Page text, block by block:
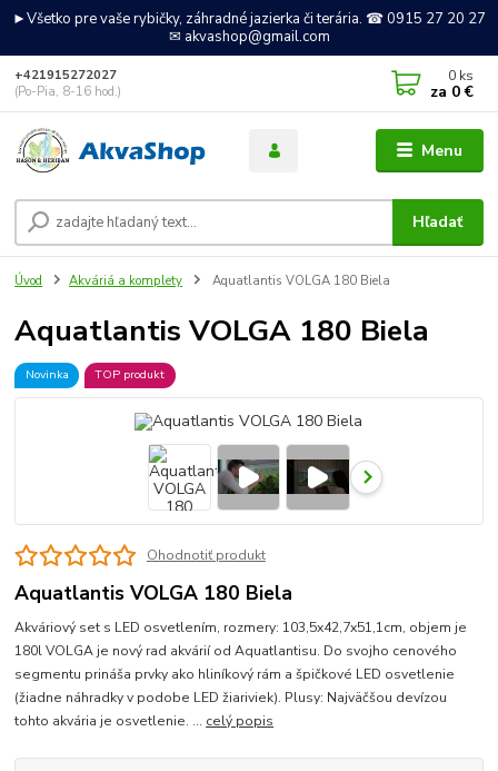
►Všetko pre vaše rybičky, záhradné jazierka či terária. ☎ 0915 27 20 27
✉ akvashop@gmail.com
Menu
Hľadať
+421915272027
(Po-Pia, 8-16 hod.)
0 ks
za 0 €
Úvod Akváriá a komplety Aquatlantis VOLGA 180 Biela
Aquatlantis VOLGA 180 Biela
Novinka TOP produkt
Ohodnotiť produkt
Aquatlantis VOLGA 180 Biela
Akváriový set s LED osvetlením, rozmery: 103,5x42,7x51,1cm, objem je
180l VOLGA je nový rad akvárií od Aquatlantisu. Do svojho cenového
segmentu prináša prvky ako hliníkový rám a špičkové LED osvetlenie
(žiadne náhradky v podobe LED žiariviek). Plusy: Najväčšou devízou
tohto akvária je osvetlenie. ... celý popis